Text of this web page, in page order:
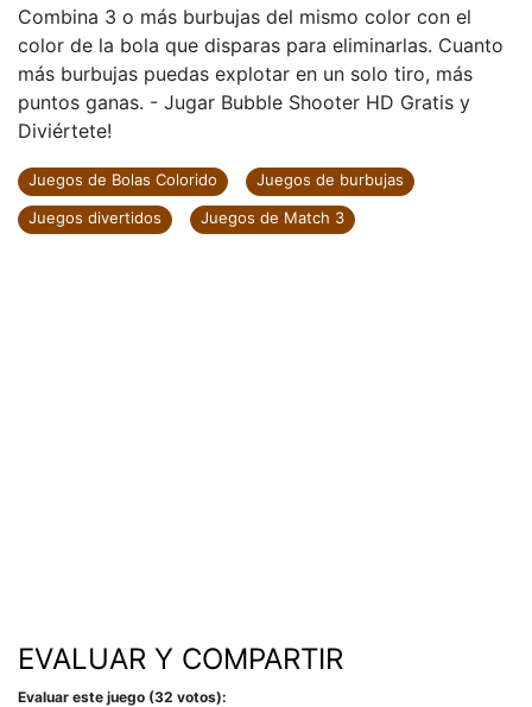
Combina 3 o más burbujas del mismo color con el
color de la bola que disparas para eliminarlas. Cuanto
más burbujas puedas explotar en un solo tiro, más
puntos ganas. - Jugar Bubble Shooter HD Gratis y
Diviértete!
Juegos de Bolas Colorido
Juegos de burbujas
Juegos divertidos
Juegos de Match 3
EVALUAR Y COMPARTIR
Evaluar este juego (32 votos):